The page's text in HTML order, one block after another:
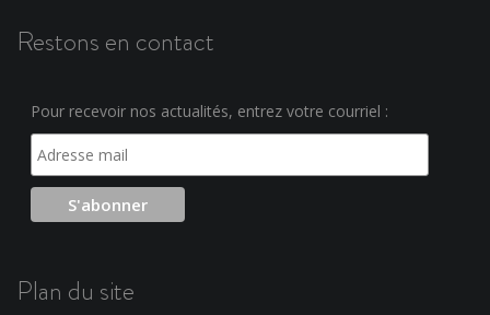
Restons en contact
Pour recevoir nos actualités, entrez votre courriel :
Plan du site